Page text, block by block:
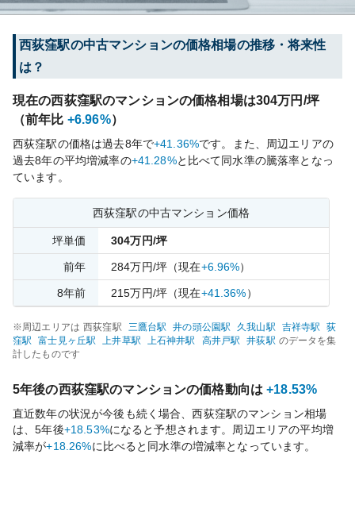
西荻窪駅の中古マンションの価格相場の推移・将来性
は？
現在の西荻窪駅のマンションの価格相場は304万円/坪
（前年比 +6.96%）
西荻窪駅の価格は過去8年で+41.36%です。
また、周辺エリアの
過去8年の平均増減率の+41.28%と比べて同水準の騰落率となっ
ています。
西荻窪駅の中古マンション価格
坪単価 304万円/坪
前年 284万円/坪 （現在+6.96%）
8年前 215万円/坪 （現在+41.36%）
※周辺エリアは 西荻窪駅 三鷹台駅 井の頭公園駅 久我山駅 吉祥寺駅
荻
窪駅 富士見ヶ丘駅 上井草駅 上石神井駅 高井戸駅 井荻駅 のデータを集
計したものです
5年後の西荻窪駅のマンションの価格動向は +18.53%
直近数年の状況が今後も続く場合、西荻窪駅のマンション相場
は、5年後+18.53%になると予想されます。周辺エリアの平均増
減率が+18.26%に比べると 同水準の増減率となっています。